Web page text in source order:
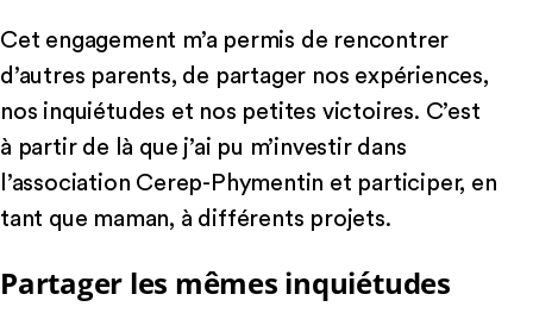
Cet engagement m’a permis de rencontrer
d’autres parents, de partager nos expériences,
nos inquiétudes et nos petites victoires. C’est
à partir de là que j’ai pu m’investir dans
l’association Cerep-Phymentin et participer, en
tant que maman, à différents projets.
Partager les mêmes inquiétudes